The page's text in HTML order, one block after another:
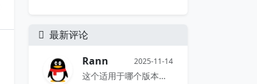
最新评论
Rann
2025-11-14
这个适用于哪个版本哇，生成的序列号...